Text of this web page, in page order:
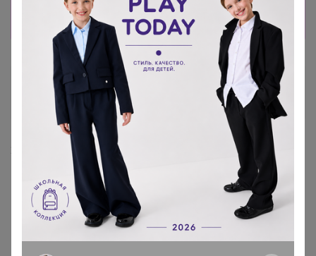
Показать
Селена
Золотой организатор
23 января, 2026 22:52